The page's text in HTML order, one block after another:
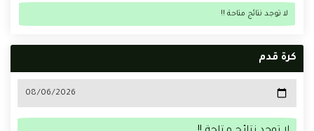
لا توجد نتائج متاحة !!
كرة قدم